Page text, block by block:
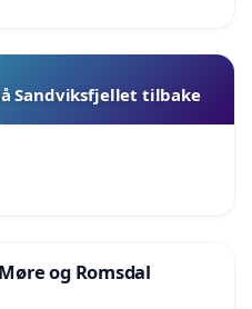
Sandviksfjellet tilbake
og Romsdal